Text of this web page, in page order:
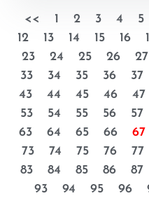
<< 1 2 3 4 5
12
13 14 15 16
23
24 25 26 27
33
34 35 36 37
43
44 45 46 47
53
54 55 56 57
63
64 65 66 67
73
74 75 76 77
83
84 85 86 87
93
94 95 96